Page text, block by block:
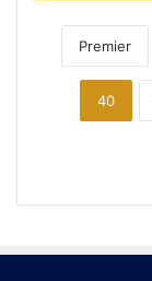
Premier
40